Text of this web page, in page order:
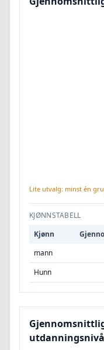
Lite utvalg: minst én
KJØNNSTABELL
Kjønn
mann
Hunn
utdanningsnivå